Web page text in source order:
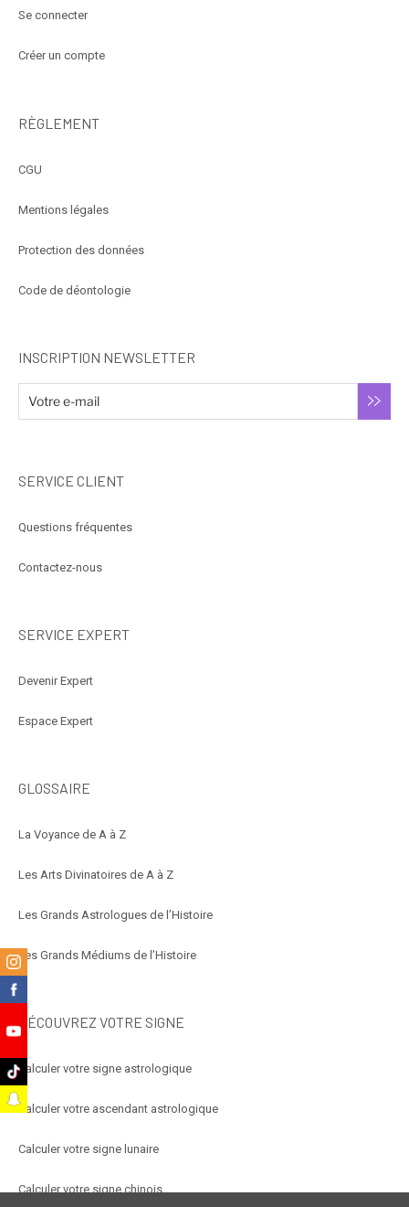
Se connecter
Créer un compte
RÈGLEMENT
CGU
Mentions légales
Protection des données
Code de déontologie
INSCRIPTION NEWSLETTER
SERVICE CLIENT
Questions fréquentes
Contactez-nous
SERVICE EXPERT
Devenir Expert
Espace Expert
GLOSSAIRE
La Voyance de A à Z
Les Arts Divinatoires de A à Z
Les Grands Astrologues de l’Histoire
Les Grands Médiums de l’Histoire
DÉCOUVREZ VOTRE SIGNE
Calculer votre signe astrologique
Calculer votre ascendant astrologique
Calculer votre signe lunaire
Calculer votre signe chinois